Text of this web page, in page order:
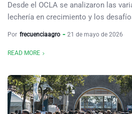
Desde el OCLA se analizaron las
lechería en crecimiento y los
Por frecuenciaagro 21 de mayo de 2026
READ MORE